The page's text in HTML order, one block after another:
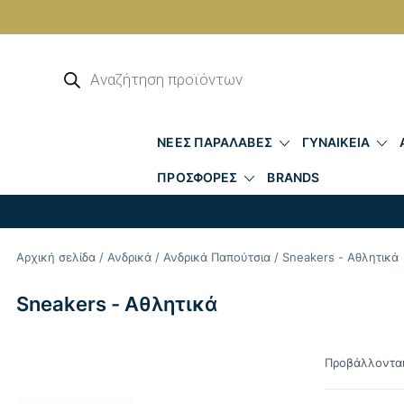
προϊόντων
ΝΕΕΣ ΠΑΡΑΛΑΒΕΣ ΓΥΝΑΙΚΕΙΑ
ΠΡΟΣΦΟΡΕΣ BRANDS
Αρχική σελίδα / Ανδρικά / Ανδρικά Παπούτσια / Sneakers - Αθλητικά
Sneakers - Αθλητικά